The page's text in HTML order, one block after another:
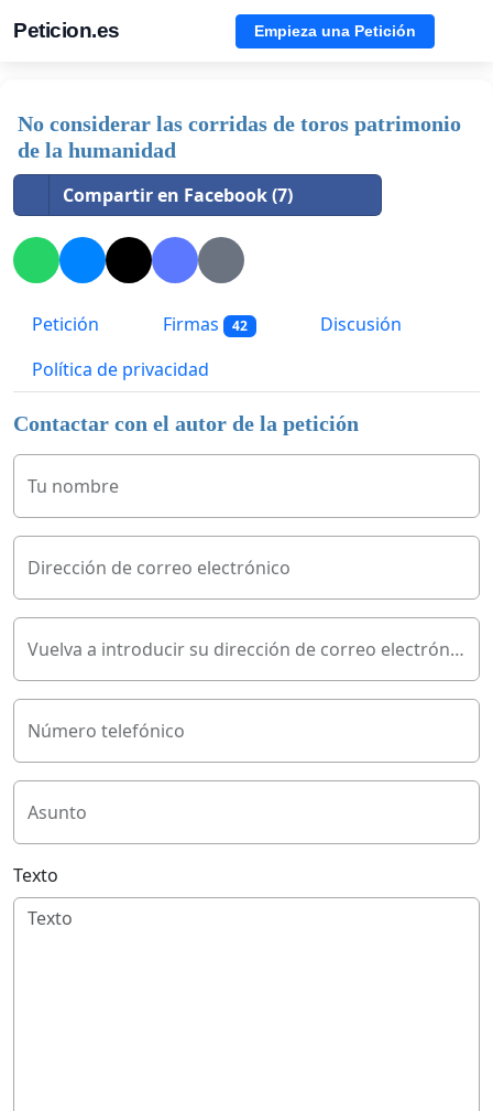
Peticion.es Empieza una Petición
No considerar las corridas de toros patrimonio
de la humanidad
Compartir en Facebook (7)
Petición Firmas 42
Discusión
Política de privacidad
Contactar con el autor de la petición
Tu nombre
Dirección de correo electrónico
Vuelva a introducir su dirección de correo electrónico
Número telefónico
Asunto
Texto